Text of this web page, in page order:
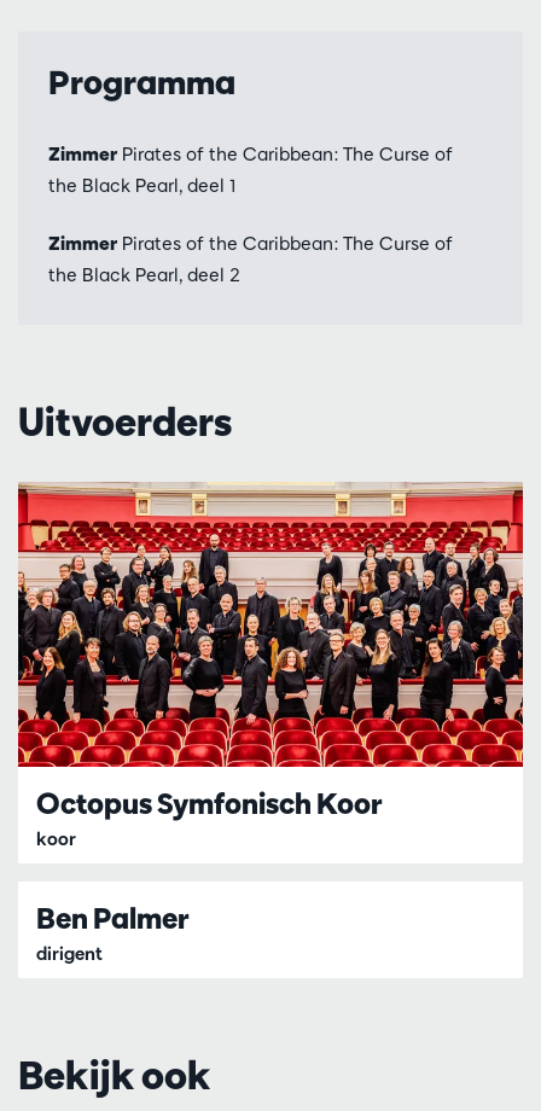
Programma
Zimmer Pirates of the Caribbean: The Curse of
the Black Pearl, deel 1
Zimmer Pirates of the Caribbean: The Curse of
the Black Pearl, deel 2
Uitvoerders
Octopus Symfonisch Koor
koor
Ben Palmer
dirigent
Bekijk ook